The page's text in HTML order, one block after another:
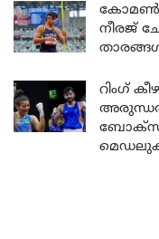
നീരജ്
റിംഗ്